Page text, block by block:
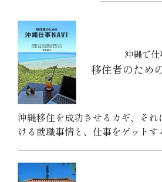
沖縄で仕
移住者のため
沖縄移住を成功させるカギ、そ
ける就職事情と、仕事をゲットす